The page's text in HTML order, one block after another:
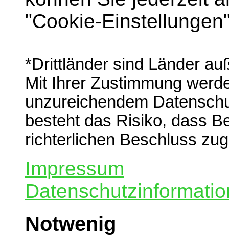
"Cookie-
*Drittländer sind Länder
Mit Ihrer Zustimmung
unzureichendem
besteht das Risiko, dass
richterlichen Beschluss
Impressum
Notwenig